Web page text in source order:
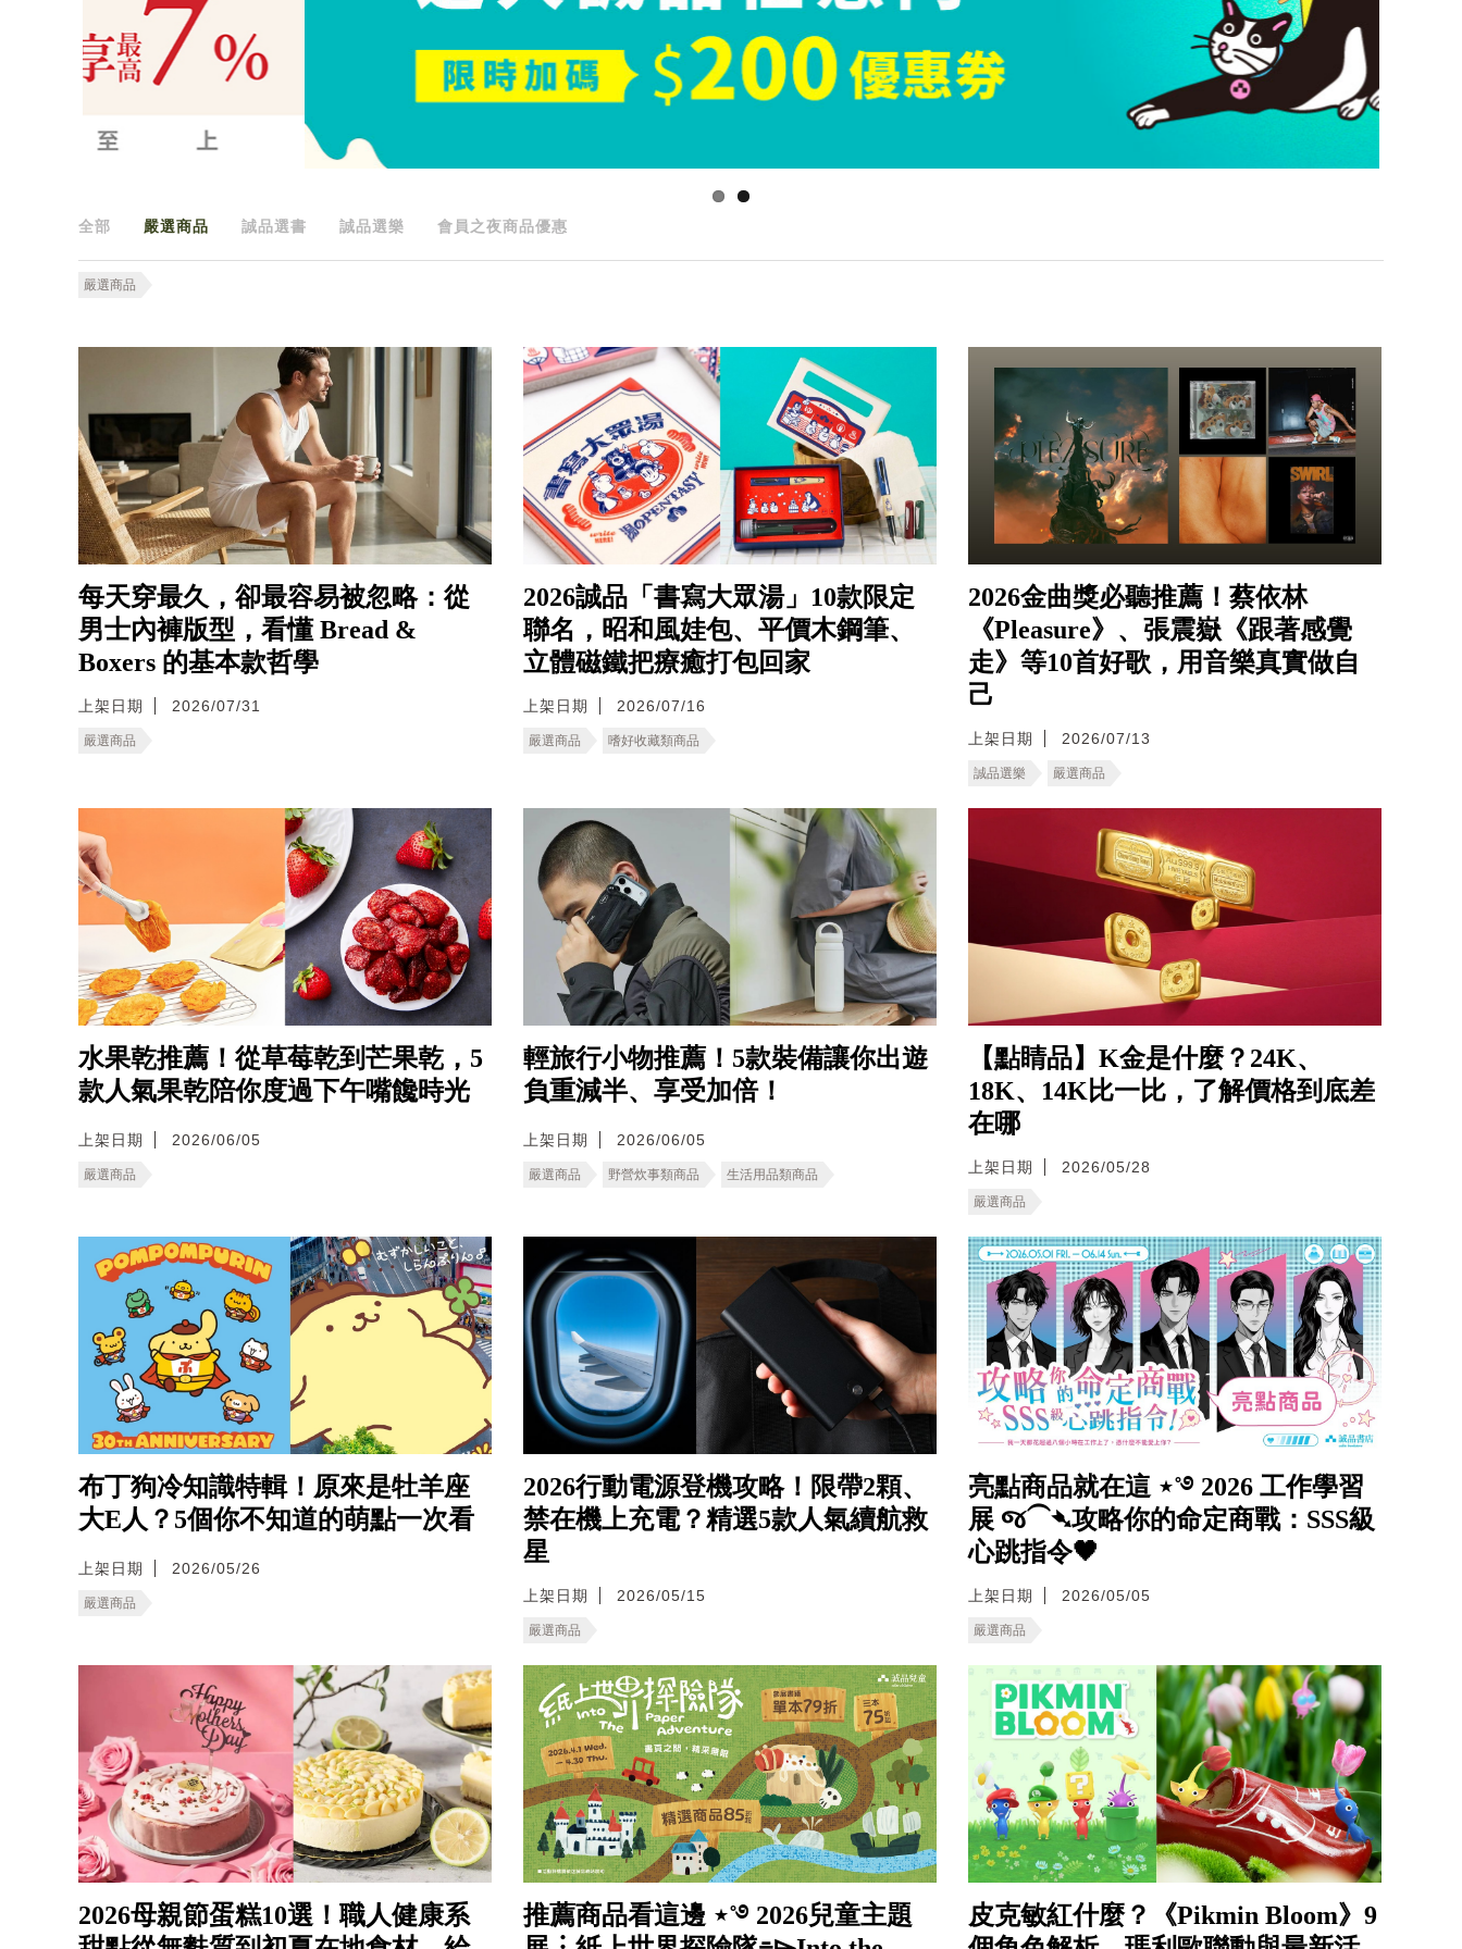
全部 嚴選商品 誠品選書 誠品選樂 會員之夜商品優惠
嚴選商品
每天穿最久，卻最容易被忽略：從
男士內褲版型，看懂 Bread &
Boxers 的基本款哲學
上架日期 2026/07/31
嚴選商品
2026誠品「書寫大眾湯」10款限定
聯名，昭和風娃包、平價木鋼筆、
立體磁鐵把療癒打包回家
上架日期 2026/07/16
嚴選商品 嗜好收藏類商品
2026金曲獎必聽推薦！蔡依林
《Pleasure》、張震嶽《跟著感覺
走》等10首好歌，用音樂真實做自
己
上架日期 2026/07/13
誠品選樂 嚴選商品
水果乾推薦！從草莓乾到芒果乾，5
款人氣果乾陪你度過下午嘴饞時光
上架日期 2026/06/05
嚴選商品
輕旅行小物推薦！5款裝備讓你出遊
負重減半、享受加倍！
上架日期 2026/06/05
嚴選商品 野營炊事類商品 生活用品類商品
【點睛品】K金是什麼？24K、
18K、14K比一比，了解價格到底差
在哪
上架日期 2026/05/28
嚴選商品
布丁狗冷知識特輯！原來是牡羊座
大E人？5個你不知道的萌點一次看
上架日期 2026/05/26
嚴選商品
2026行動電源登機攻略！限帶2顆、
禁在機上充電？精選5款人氣續航救
星
上架日期 2026/05/15
嚴選商品
亮點商品就在這 ⋆˚࿔ 2026 工作學習
展 જ⁀➴攻略你的命定商戰：SSS級
心跳指令🖤
上架日期 2026/05/05
嚴選商品
2026母親節蛋糕10選！職人健康系
推薦商品看這邊 ⋆˚࿔ 2026兒童主題
皮克敏紅什麼？《Pikmin Bloom》9